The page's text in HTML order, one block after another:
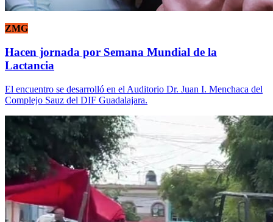
ZMG
Hacen jornada por Semana Mundial de la
Lactancia
El encuentro se desarrolló en el Auditorio Dr. Juan I. Menchaca del
Complejo Sauz del DIF Guadalajara.